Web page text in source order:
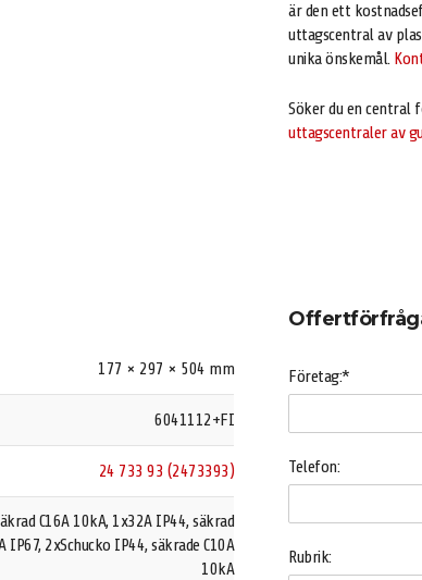
är den ett
uttagscentral av
unika önskemål.
Söker du en central
uttagscentraler av
177 × 297 × 504 mm
6041112+FI
24 733 93 (2473393)
C16A 10kA, 1x32A IP44, säkrad
IP67, 2xSchucko IP44, säkrade C10A
10kA
Företag:*
Telefon:
Rubrik: